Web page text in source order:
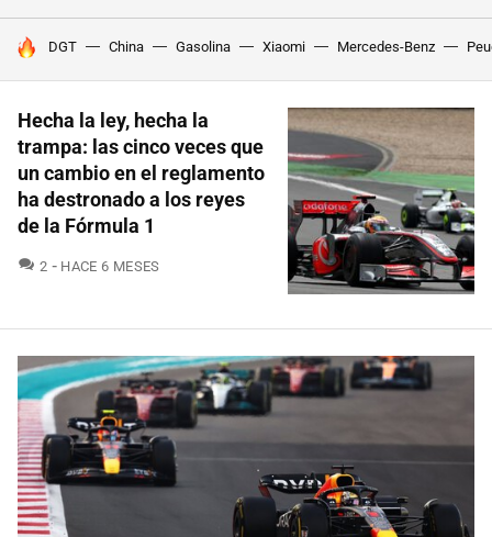
HOY SE HABLA DE
DGT China Gasolina Xiaomi Mercedes-Benz
Hecha la ley, hecha la
trampa: las cinco veces que
un cambio en el reglamento
ha destronado a los reyes
de la Fórmula 1
2 COMENTARIOS
HACE 6 MESES